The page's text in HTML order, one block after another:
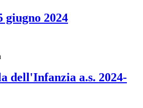
giugno 2024
dell'Infanzia a.s. 2024-